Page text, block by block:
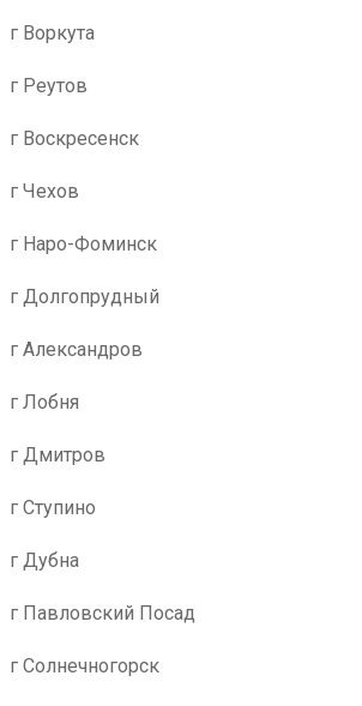
г Воркута
г Реутов
г Воскресенск
г Чехов
г Наро-Фоминск
г Долгопрудный
г Александров
г Лобня
г Дмитров
г Ступино
г Дубна
г Павловский Посад
г Солнечногорск